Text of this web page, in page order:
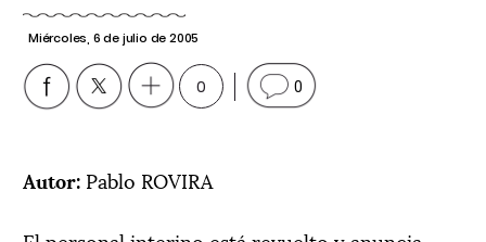
Miércoles, 6 de julio de 2005
0 0
Autor: Pablo ROVIRA